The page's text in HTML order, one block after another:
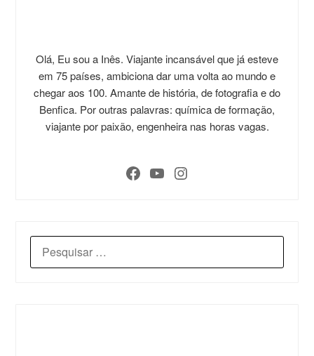
Olá, Eu sou a Inês. Viajante incansável que já esteve
em 75 países, ambiciona dar uma volta ao mundo e
chegar aos 100. Amante de história, de fotografia e do
Benfica. Por outras palavras: química de formação,
viajante por paixão, engenheira nas horas vagas.